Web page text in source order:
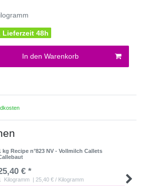
48h
In den Warenkorb
kg Recipe n°823 NV - Vollmilch Callets
€ *
Kilogramm | 25,40 € / Kilogramm